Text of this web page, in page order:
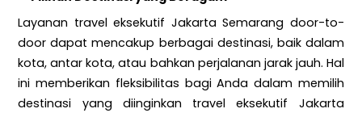
Layanan travel eksekutif Jakarta Semarang door-to-
door dapat mencakup berbagai destinasi, baik dalam
kota, antar kota, atau bahkan perjalanan jarak jauh. Hal
ini memberikan fleksibilitas bagi Anda dalam memilih
destinasi yang diinginkan travel eksekutif Jakarta